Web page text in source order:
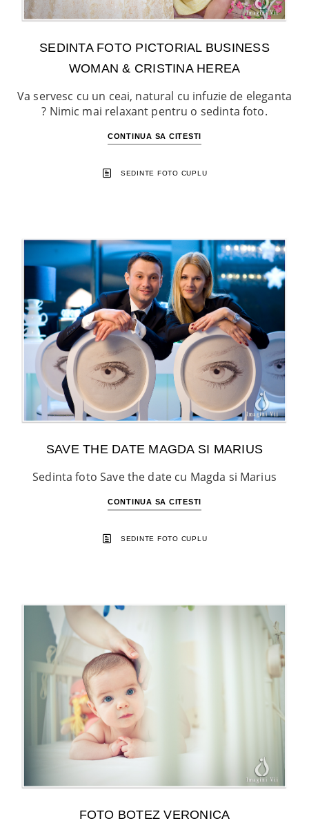
SEDINTA FOTO PICTORIAL BUSINESS
WOMAN & CRISTINA HEREA
Va servesc cu un ceai, natural cu infuzie de eleganta
? Nimic mai relaxant pentru o sedinta foto.
CONTINUA SA CITESTI
SEDINTE FOTO CUPLU
SAVE THE DATE MAGDA SI MARIUS
Sedinta foto Save the date cu Magda si Marius
CONTINUA SA CITESTI
SEDINTE FOTO CUPLU
FOTO BOTEZ VERONICA